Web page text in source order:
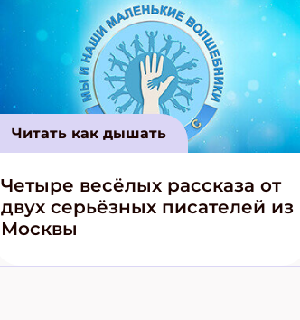
Читать как дышать
Четыре весёлых рассказа от
двух серьёзных писателей из
Москвы